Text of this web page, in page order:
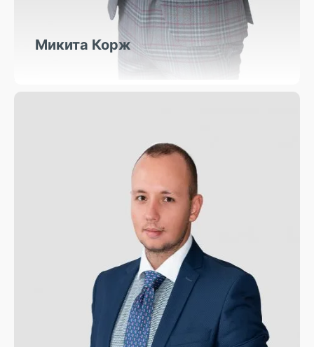
Микита Корж